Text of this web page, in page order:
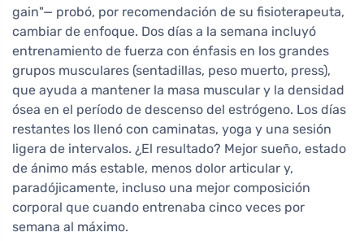
gain"— probó, por recomendación de su fisioterapeuta,
cambiar de enfoque. Dos días a la semana incluyó
entrenamiento de fuerza con énfasis en los grandes
grupos musculares (sentadillas, peso muerto, press),
que ayuda a mantener la masa muscular y la densidad
ósea en el período de descenso del estrógeno. Los días
restantes los llenó con caminatas, yoga y una sesión
ligera de intervalos. ¿El resultado? Mejor sueño, estado
de ánimo más estable, menos dolor articular y,
paradójicamente, incluso una mejor composición
corporal que cuando entrenaba cinco veces por
semana al máximo.